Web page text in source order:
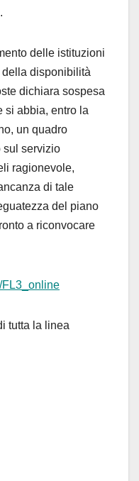
delle istituzioni
della disponibilità
dichiara sospesa
si abbia, entro la
un quadro
sul servizio
ragionevole,
di tale
del piano
a riconvocare
FL3_online
tutta la linea